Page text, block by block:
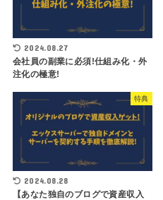
2024.08.27
会社員の副業に必須!仕組み化・外
注化の極意!
特典
2024.08.28
【あなた独自のブログで資産収入